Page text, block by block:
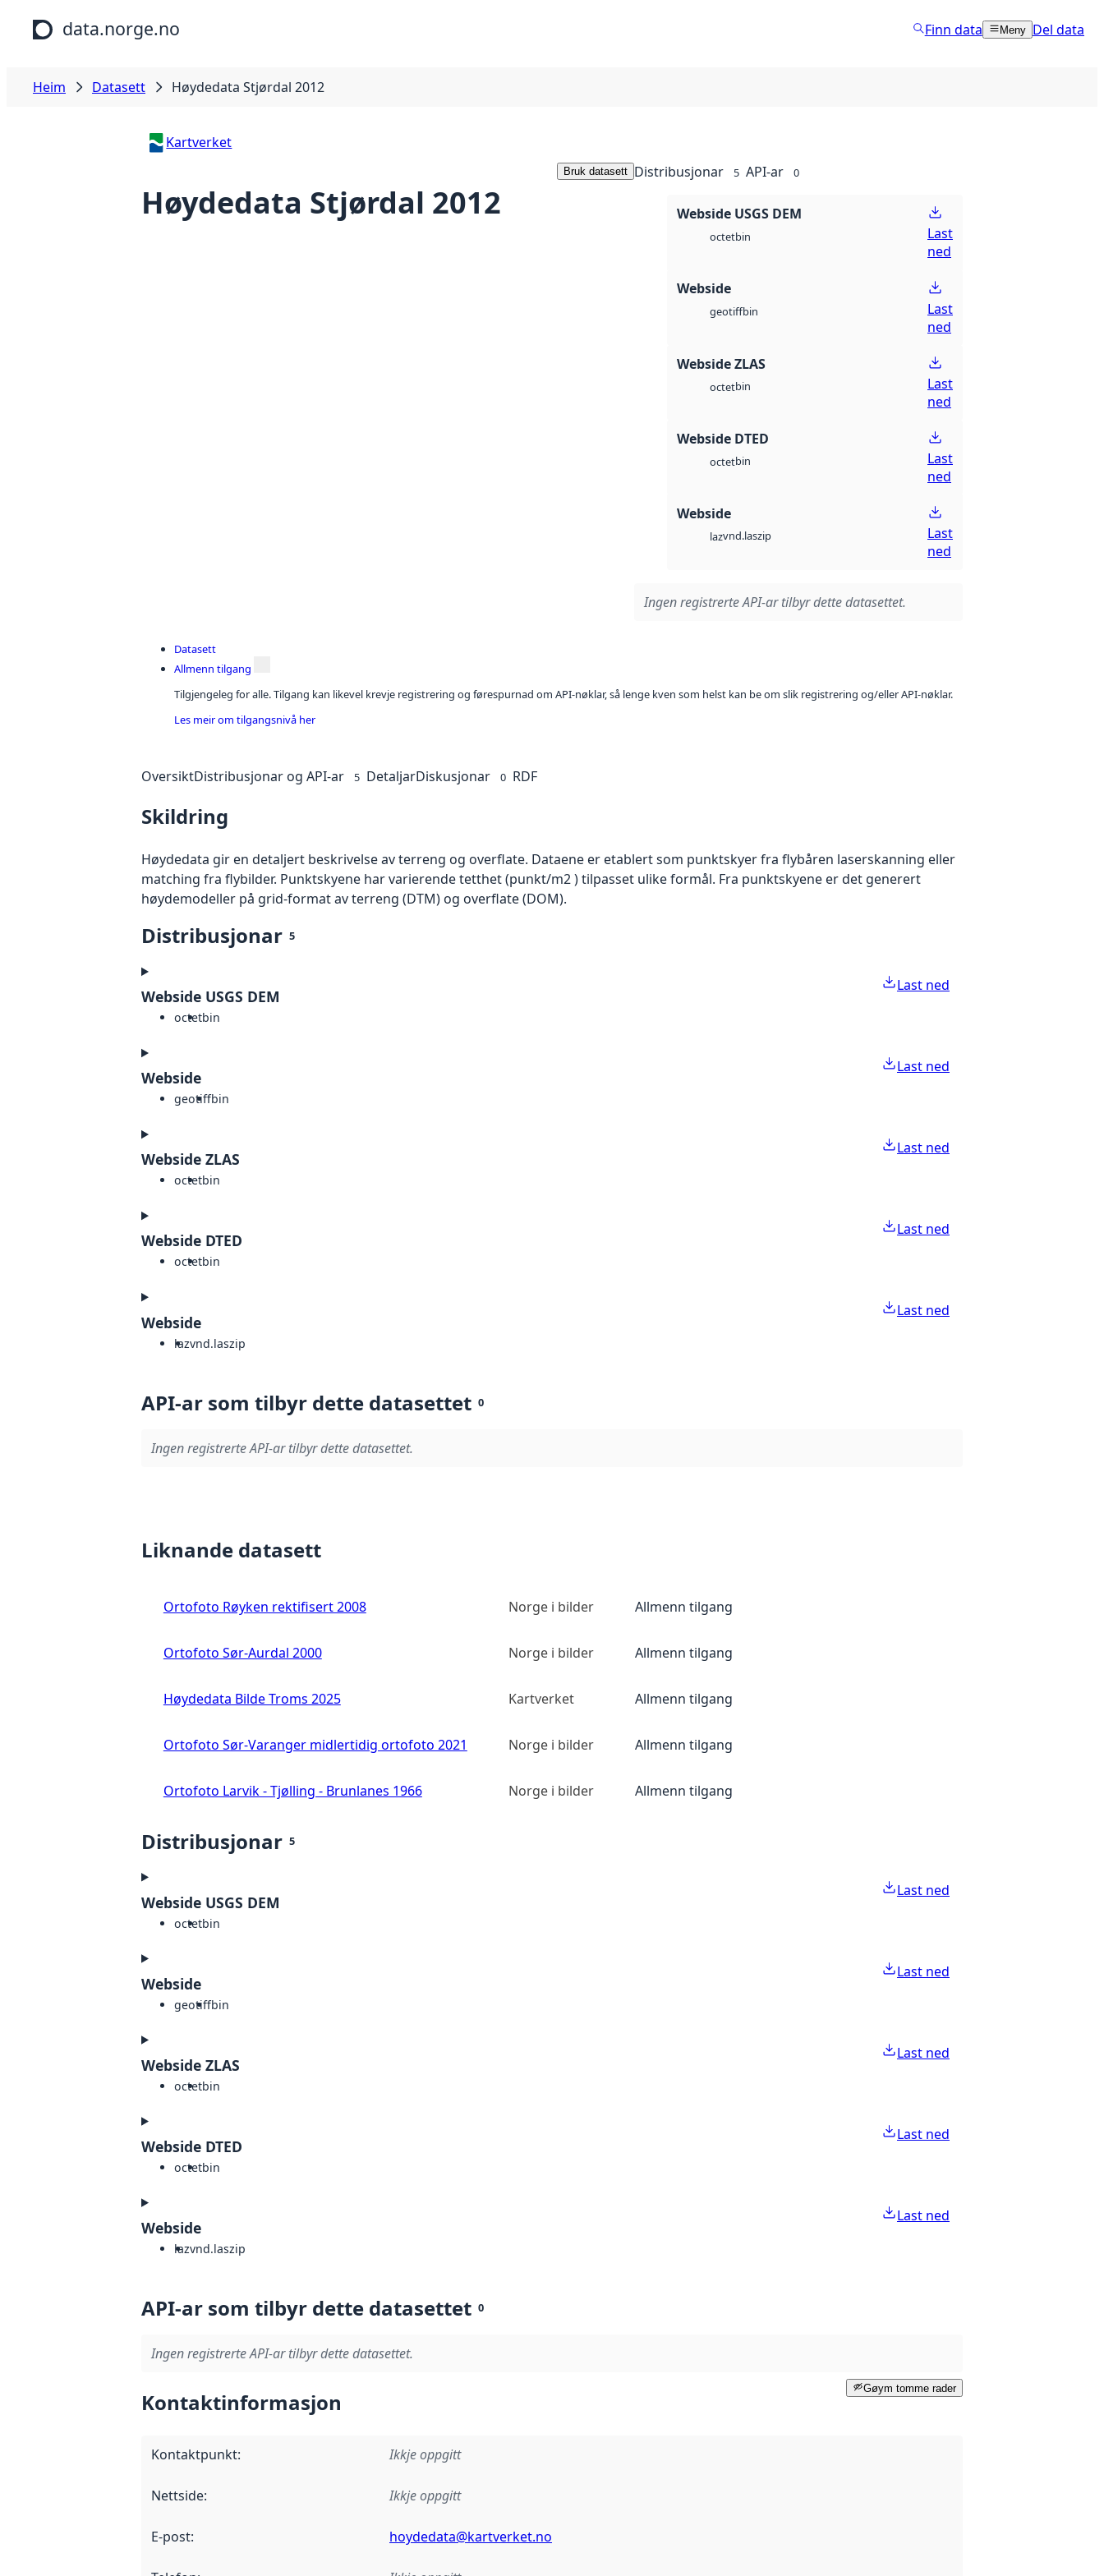
Hopp til hovudinnhald
data.norge.no Finn data Meny Del data
Heim Datasett Høydedata Stjørdal 2012
Kartverket
Høydedata Stjørdal 2012
Bruk datasett Distribusjonar 5 API-ar 0
Webside USGS DEM
octetbin
Last
ned
Webside
geotiffbin
Last
ned
Webside ZLAS
octetbin
Last
ned
Webside DTED
octetbin
Last
ned
Webside
lazvnd.laszip
Last
ned
Ingen registrerte API-ar tilbyr dette datasettet.
Datasett
Allmenn tilgang
Tilgjengeleg for alle. Tilgang kan likevel krevje registrering og førespurnad om API-nøklar, så lenge kven som helst kan be om slik registrering og/eller API-nøklar.
Les meir om tilgangsnivå her
OversiktDistribusjonar og API-ar 5 DetaljarDiskusjonar 0 RDF
Skildring
Høydedata gir en detaljert beskrivelse av terreng og overflate. Dataene er etablert som punktskyer fra flybåren laserskanning eller
matching fra flybilder. Punktskyene har varierende tetthet (punkt/m2 ) tilpasset ulike formål. Fra punktskyene er det generert
høydemodeller på grid-format av terreng (DTM) og overflate (DOM).
Distribusjonar 5
Webside USGS DEM
octetbin
Last ned
Webside
geotiffbin
Last ned
Webside ZLAS
octetbin
Last ned
Webside DTED
octetbin
Last ned
Webside
lazvnd.laszip
Last ned
API-ar som tilbyr dette datasettet 0
Ingen registrerte API-ar tilbyr dette datasettet.
Liknande datasett
Ortofoto Røyken rektifisert 2008 Norge i bilder Allmenn tilgang
Ortofoto Sør-Aurdal 2000 Norge i bilder Allmenn tilgang
Høydedata Bilde Troms 2025 Kartverket Allmenn tilgang
Ortofoto Sør-Varanger midlertidig ortofoto 2021 Norge i bilder Allmenn tilgang
Ortofoto Larvik - Tjølling - Brunlanes 1966 Norge i bilder Allmenn tilgang
Distribusjonar 5
Webside USGS DEM
octetbin
Last ned
Webside
geotiffbin
Last ned
Webside ZLAS
octetbin
Last ned
Webside DTED
octetbin
Last ned
Webside
lazvnd.laszip
Last ned
API-ar som tilbyr dette datasettet 0
Ingen registrerte API-ar tilbyr dette datasettet.
Gøym tomme rader
Kontaktinformasjon
Kontaktpunkt: Ikkje oppgitt
Nettside: Ikkje oppgitt
E-post: hoydedata@kartverket.no